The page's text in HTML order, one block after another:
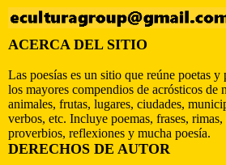
ACERCA DEL SITIO
Las poesías es un sitio que reúne poetas y
los mayores compendios de acrósticos de
animales, frutas, lugares, ciudades,
verbos, etc. Incluye poemas, frases, rimas,
proverbios, reflexiones y mucha poesía.
DERECHOS DE AUTOR